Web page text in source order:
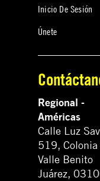
Inicio De Sesión
Únete
Regional -
Américas
Calle Luz
519, Colonia
Valle Benito
Juárez,